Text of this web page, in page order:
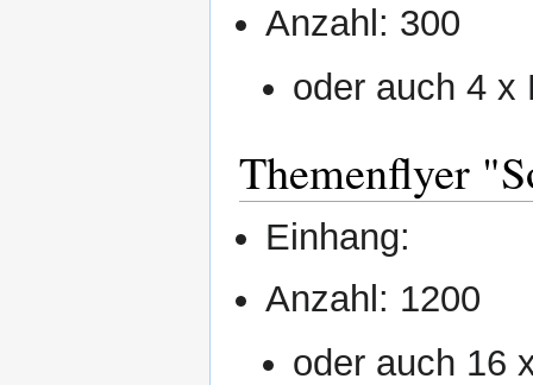
Anzahl: 300
oder auch 4 x
Themenflyer
Einhang:
Anzahl: 1200
oder auch 16